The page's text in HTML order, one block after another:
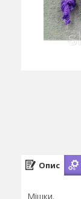
Опис
Мішки.